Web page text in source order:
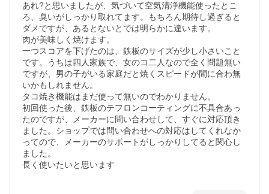
あれ?と思いましたが、気づいて空気清浄機能使ったとこ
ろ、臭いがしっかり取れてます。もちろん期待し過ぎると
ダメですが、あるとないとでは明らかに違います。
肉が美味しく焼けます。
一つスコアを下げたのは、鉄板のサイズが少し小さいこと
です。うちは四人家族で、女のコ二人なので全く問題無い
ですが、男の子がいる家庭だと焼くスピードが間に合わ無
いかもしれません。
タコ焼き機能はまだ使って無いのでわかりません。
初回使った後、鉄板のテフロンコーティングに不具合あっ
たのですが、メーカーに問い合わせして、すぐに対応頂き
ました。ショップでは問い合わせへの対応はしてくれなか
ってので、メーカーのサポートがしっかりしてると関心し
ました。
長く使いたいと思います